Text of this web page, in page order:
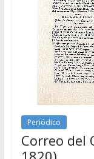
Periódico
Correo del